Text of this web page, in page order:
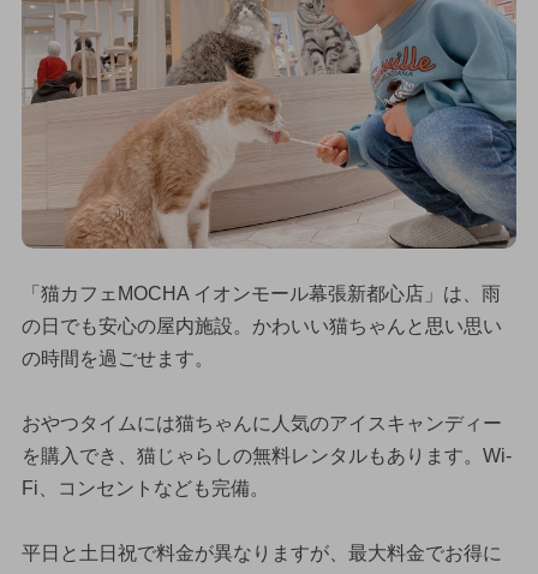
「猫カフェMOCHA イオンモール幕張新都心店」は、雨
の日でも安心の屋内施設。かわいい猫ちゃんと思い思い
の時間を過ごせます。
おやつタイムには猫ちゃんに人気のアイスキャンディー
を購入でき、猫じゃらしの無料レンタルもあります。Wi-
Fi、コンセントなども完備。
平日と土日祝で料金が異なりますが、最大料金でお得に